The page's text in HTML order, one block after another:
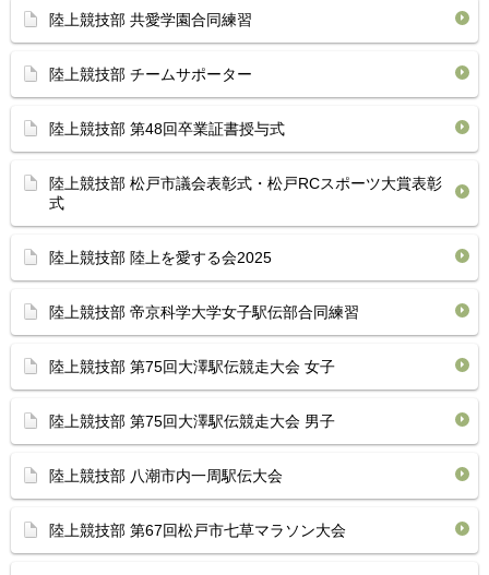
陸上競技部 共愛学園合同練習
陸上競技部 チームサポーター
陸上競技部 第48回卒業証書授与式
陸上競技部 松戸市議会表彰式・松戸RCスポーツ大賞表彰
式
陸上競技部 陸上を愛する会2025
陸上競技部 帝京科学大学女子駅伝部合同練習
陸上競技部 第75回大澤駅伝競走大会 女子
陸上競技部 第75回大澤駅伝競走大会 男子
陸上競技部 八潮市内一周駅伝大会
陸上競技部 第67回松戸市七草マラソン大会